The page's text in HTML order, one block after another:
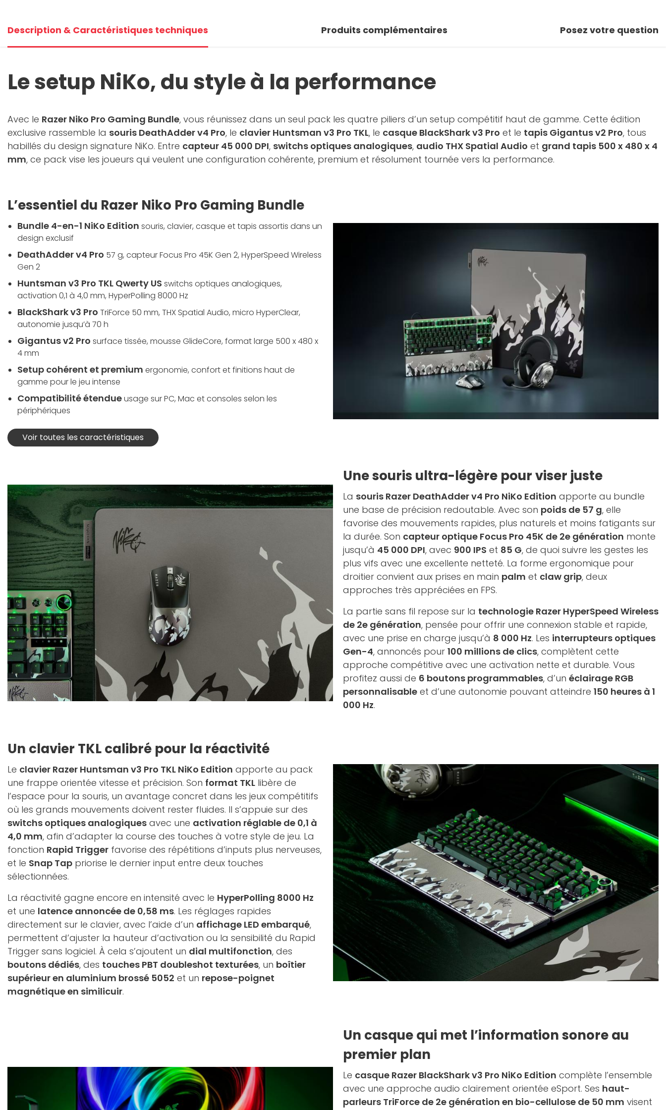
+7 photos
Description & Caractéristiques techniques Produits complémentaires Posez votre question
Le setup NiKo, du style à la performance
Avec le Razer Niko Pro Gaming Bundle, vous réunissez dans un seul pack les quatre piliers d’un setup compétitif haut de gamme. Cette édition
exclusive rassemble la souris DeathAdder v4 Pro, le clavier Huntsman v3 Pro TKL, le casque BlackShark v3 Pro et le tapis Gigantus v2 Pro, tous
habillés du design signature NiKo. Entre capteur 45 000 DPI, switchs optiques analogiques, audio THX Spatial Audio et grand tapis 500 x 480 x 4
mm, ce pack vise les joueurs qui veulent une configuration cohérente, premium et résolument tournée vers la performance.
L’essentiel du Razer Niko Pro Gaming Bundle
Bundle 4-en-1 NiKo Edition souris, clavier, casque et tapis assortis dans un
design exclusif
DeathAdder v4 Pro 57 g, capteur Focus Pro 45K Gen 2, HyperSpeed Wireless
Gen 2
Huntsman v3 Pro TKL Qwerty US switchs optiques analogiques,
activation 0,1 à 4,0 mm, HyperPolling 8000 Hz
BlackShark v3 Pro TriForce 50 mm, THX Spatial Audio, micro HyperClear,
autonomie jusqu’à 70 h
Gigantus v2 Pro surface tissée, mousse GlideCore, format large 500 x 480 x
4 mm
Setup cohérent et premium ergonomie, confort et finitions haut de
gamme pour le jeu intense
Compatibilité étendueusage sur PC, Mac et consoles selon les
périphériques
Voir toutes les caractéristiques
Une souris ultra-légère pour viser juste
La souris Razer DeathAdder v4 Pro NiKo Edition apporte au bundle
une base de précision redoutable. Avec son poids de 57 g, elle
favorise des mouvements rapides, plus naturels et moins fatigants sur
la durée. Son capteur optique Focus Pro 45K de 2e génération monte
jusqu’à 45 000 DPI, avec 900 IPS et 85 G, de quoi suivre les gestes les
plus vifs avec une excellente netteté. La forme ergonomique pour
droitier convient aux prises en main palm et claw grip, deux
approches très appréciées en FPS.
La partie sans fil repose sur la technologie Razer HyperSpeed Wireless
de 2e génération, pensée pour offrir une connexion stable et rapide,
avec une prise en charge jusqu’à 8 000 Hz. Les interrupteurs optiques
Gen-4, annoncés pour 100 millions de clics, complètent cette
approche compétitive avec une activation nette et durable. Vous
profitez aussi de 6 boutons programmables, d’un éclairage RGB
personnalisable et d’une autonomie pouvant atteindre 150 heures à 1
000 Hz.
Un clavier TKL calibré pour la réactivité
Le clavier Razer Huntsman v3 Pro TKL NiKo Edition apporte au pack
une frappe orientée vitesse et précision. Son format TKL libère de
l’espace pour la souris, un avantage concret dans les jeux compétitifs
où les grands mouvements doivent rester fluides. Il s’appuie sur des
switchs optiques analogiques avec une activation réglable de 0,1 à
4,0 mm, afin d’adapter la course des touches à votre style de jeu. La
fonction Rapid Trigger favorise des répétitions d’inputs plus nerveuses,
et le Snap Tap priorise le dernier input entre deux touches
sélectionnées.
La réactivité gagne encore en intensité avec le HyperPolling 8000 Hz
et une latence annoncée de 0,58 ms. Les réglages rapides
directement sur le clavier, avec l’aide d’un affichage LED embarqué,
permettent d’ajuster la hauteur d’activation ou la sensibilité du Rapid
Trigger sans logiciel. À cela s’ajoutent un dial multifonction, des
boutons dédiés, des touches PBT doubleshot texturées, un boîtier
supérieur en aluminium brossé 5052 et un repose-poignet
magnétique en similicuir.
Un casque qui met l’information sonore au
premier plan
Le casque Razer BlackShark v3 Pro NiKo Edition complète l’ensemble
avec une approche audio clairement orientée eSport. Ses haut-
parleurs TriForce de 2e génération en bio-cellulose de 50 mm visent